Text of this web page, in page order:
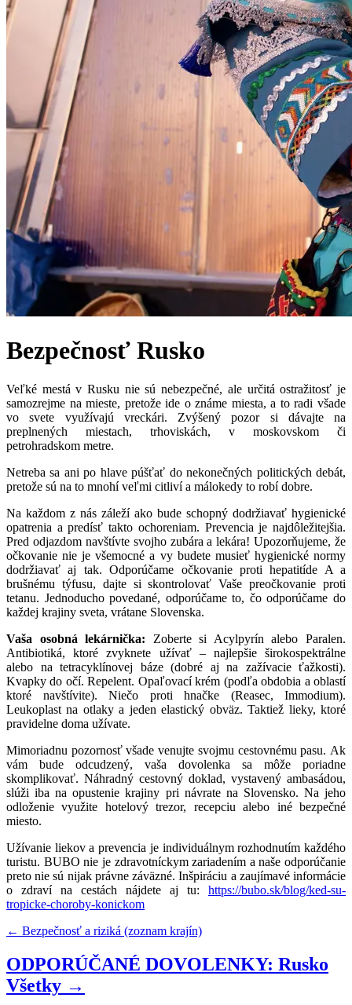
Bezpečnosť Rusko
Veľké mestá v Rusku nie sú nebezpečné, ale určitá ostražitosť je
samozrejme na mieste, pretože ide o známe miesta, a to radi všade
vo svete využívajú vreckári. Zvýšený pozor si dávajte na
preplnených miestach, trhoviskách, v moskovskom či
petrohradskom metre.
Netreba sa ani po hlave púšťať do nekonečných politických debát,
pretože sú na to mnohí veľmi citliví a málokedy to robí dobre.
Na každom z nás záleží ako bude schopný dodržiavať hygienické
opatrenia a predísť takto ochoreniam. Prevencia je najdôležitejšia.
Pred odjazdom navštívte svojho zubára a lekára! Upozorňujeme, že
očkovanie nie je všemocné a vy budete musieť hygienické normy
dodržiavať aj tak. Odporúčame očkovanie proti hepatitíde A a
brušnému týfusu, dajte si skontrolovať Vaše preočkovanie proti
tetanu. Jednoducho povedané, odporúčame to, čo odporúčame do
každej krajiny sveta, vrátane Slovenska.
Vaša osobná lekárnička: Zoberte si Acylpyrín alebo Paralen.
Antibiotiká, ktoré zvyknete užívať – najlepšie širokospektrálne
alebo na tetracyklínovej báze (dobré aj na zažívacie ťažkosti).
Kvapky do očí. Repelent. Opaľovací krém (podľa obdobia a oblastí
ktoré navštívite). Niečo proti hnačke (Reasec, Immodium).
Leukoplast na otlaky a jeden elastický obväz. Taktiež lieky, ktoré
pravidelne doma užívate.
Mimoriadnu pozornosť všade venujte svojmu cestovnému pasu. Ak
vám bude odcudzený, vaša dovolenka sa môže poriadne
skomplikovať. Náhradný cestovný doklad, vystavený ambasádou,
slúži iba na opustenie krajiny pri návrate na Slovensko. Na jeho
odloženie využite hotelový trezor, recepciu alebo iné bezpečné
miesto.
Užívanie liekov a prevencia je individuálnym rozhodnutím každého
turistu. BUBO nie je zdravotníckym zariadením a naše odporúčanie
preto nie sú nijak právne záväzné. Inšpiráciu a zaujímavé informácie
o zdraví na cestách nájdete aj tu: https://bubo.sk/blog/ked-su-
tropicke-choroby-konickom
← Bezpečnosť a riziká (zoznam krajín)
ODPORÚČANÉ DOVOLENKY: Rusko
Všetky →